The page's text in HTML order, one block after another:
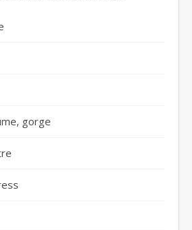
gorge